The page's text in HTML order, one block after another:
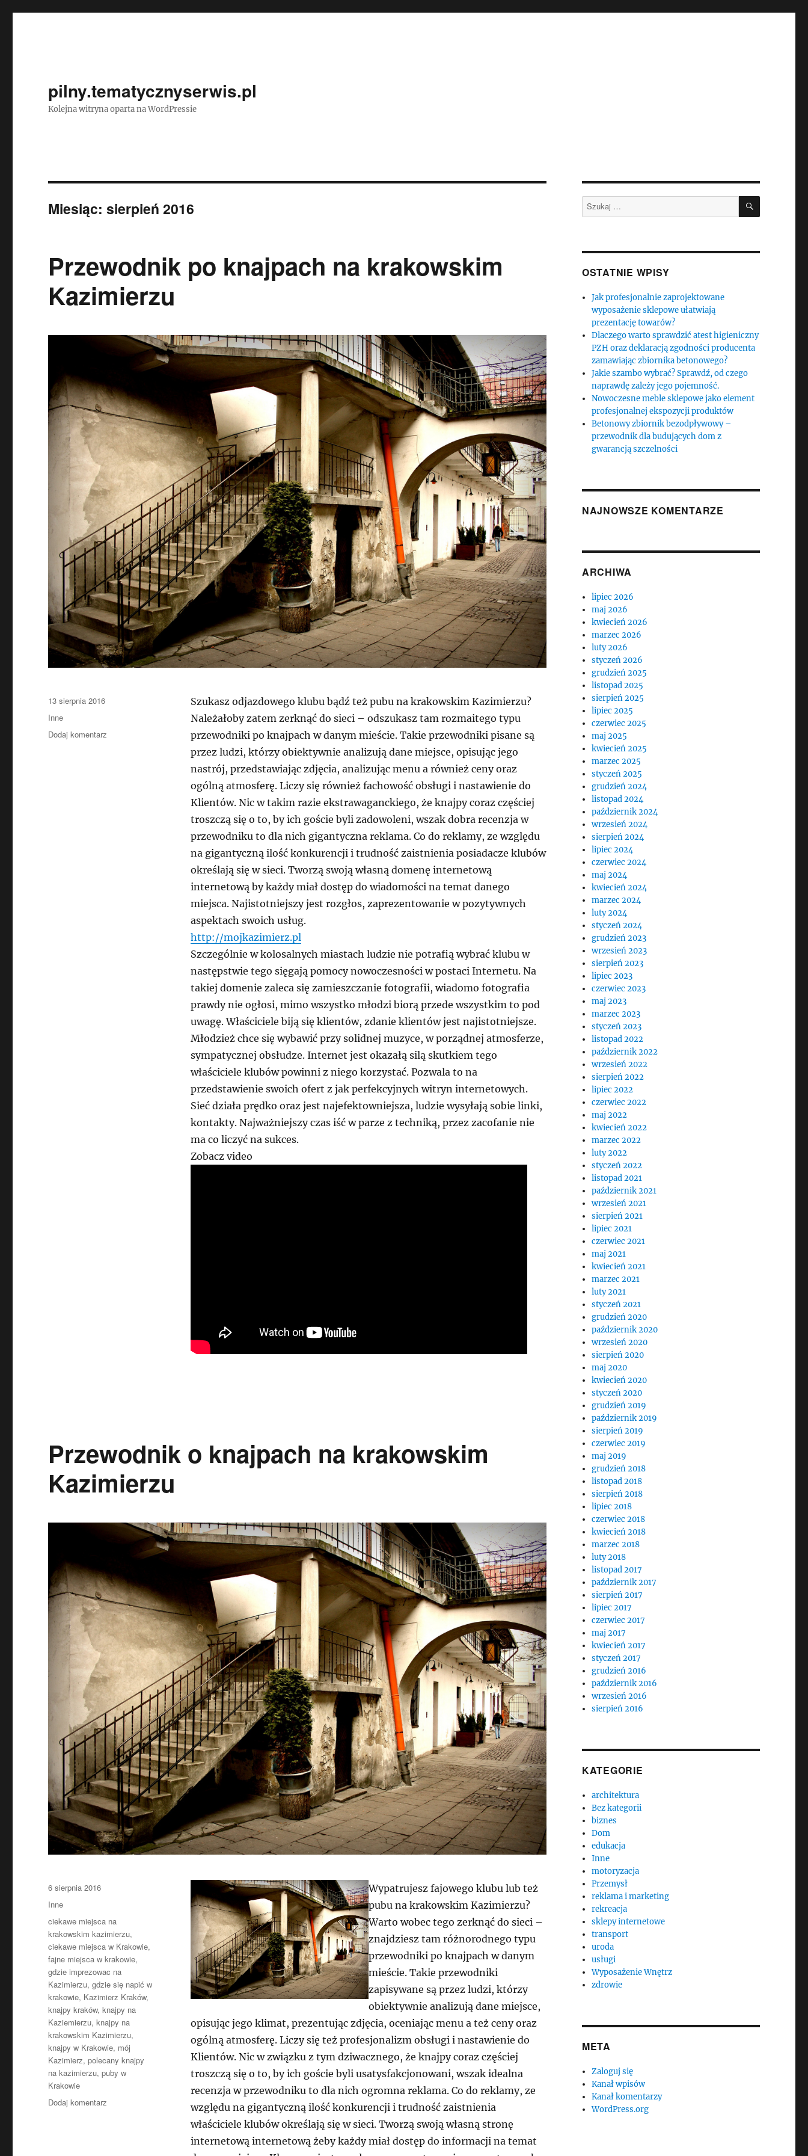
pilny.tematycznyserwis.pl
Kolejna witryna oparta na WordPressie
Miesiąc:sierpień 2016
Przewodnik po knajpach na krakowskim
Kazimierzu
Szukasz odjazdowego klubu bądź też pubu na krakowskim Kazimierzu?
Należałoby zatem zerknąć do sieci – odszukasz tam rozmaitego typu
przewodniki po knajpach w danym mieście. Takie przewodniki pisane są
przez ludzi, którzy obiektywnie analizują dane miejsce, opisując jego
nastrój, przedstawiając zdjęcia, analizując menu a również ceny oraz
ogólną atmosferę. Liczy się również fachowość obsługi i nastawienie do
Klientów. Nic w takim razie ekstrawaganckiego, że knajpy coraz częściej
troszczą się o to, by ich goście byli zadowoleni, wszak dobra recenzja w
przewodniku to dla nich gigantyczna reklama. Co do reklamy, ze względu
na gigantyczną ilość konkurencji i trudność zaistnienia posiadacze klubów
określają się w sieci. Tworzą swoją własną domenę internetową
internetową by każdy miał dostęp do wiadomości na temat danego
miejsca. Najistotniejszy jest rozgłos, zaprezentowanie w pozytywnych
aspektach swoich usług.
http://mojkazimierz.pl
Szczególnie w kolosalnych miastach ludzie nie potrafią wybrać klubu w
następstwie tego sięgają pomocy nowoczesności w postaci Internetu. Na
takiej domenie zaleca się zamieszczanie fotografii, wiadomo fotografia
prawdy nie ogłosi, mimo wszystko młodzi biorą przede wszystkim to pod
uwagę. Właściciele biją się klientów, zdanie klientów jest najistotniejsze.
Młodzież chce się wybawić przy solidnej muzyce, w porządnej atmosferze,
sympatycznej obsłudze. Internet jest okazałą silą skutkiem tego
właściciele klubów powinni z niego korzystać. Pozwala to na
przedstawienie swoich ofert z jak perfekcyjnych witryn internetowych.
Sieć działa prędko oraz jest najefektowniejsza, ludzie wysyłają sobie linki,
kontakty. Najważniejszy czas iść w parze z techniką, przez zacofanie nie
ma co liczyć na sukces.
Zobacz video
Data
publikacji
13 sierpnia 2016
Kategorie
Inne
Dodaj komentarz
Przewodnik o knajpach na krakowskim
Kazimierzu
Wypatrujesz fajowego klubu lub też
pubu na krakowskim Kazimierzu?
Warto wobec tego zerknąć do sieci –
znajdziesz tam różnorodnego typu
przewodniki po knajpach w danym
mieście. Takie przewodniki
zapisywane są przez ludzi, którzy
obiektywnie analizują dane miejsce,
opisując jego klimat, prezentując zdjęcia, oceniając menu a też ceny oraz
ogólną atmosferę. Liczy się też profesjonalizm obsługi i nastawienie do
Klientów. Nic w związku z tym dziwacznego, że knajpy coraz częściej
troszczą się o to, by ich goście byli usatysfakcjonowani, wszak idealna
recenzja w przewodniku to dla nich ogromna reklama. Co do reklamy, ze
względu na gigantyczną ilość konkurencji i trudność zaistnienia
właściciele klubów określają się w sieci. Tworzą swoją własną stronę
internetową internetową żeby każdy miał dostęp do informacji na temat
Data
publikacji
6 sierpnia 2016
Kategorie
Inne
Tagi
ciekawe miejsca na
krakowskim kazimierzu,
ciekawe miejsca w Krakowie,
fajne miejsca w krakowie,
gdzie imprezowac na
Kazimierzu,gdzie się napić w
krakowie, Kazimierz Kraków,
knajpy kraków,knajpy na
Kaziemierzu,knajpy na
krakowskim Kazimierzu,
knajpy w Krakowie, mój
Kazimierz,polecany knajpy
na kazimierzu,puby w
Krakowie
Dodaj komentarz
Szukaj: SZUKAJ
OSTATNIE WPISY
Jak profesjonalnie zaprojektowane
wyposażenie sklepowe ułatwiają
prezentację towarów?
Dlaczego warto sprawdzić atest higieniczny
PZH oraz deklaracją zgodności producenta
zamawiając zbiornika betonowego?
Jakie szambo wybrać? Sprawdź, od czego
naprawdę zależy jego pojemność.
Nowoczesne meble sklepowe jako element
profesjonalnej ekspozycji produktów
Betonowy zbiornik bezodpływowy –
przewodnik dla budujących dom z
gwarancją szczelności
NAJNOWSZE KOMENTARZE
ARCHIWA
lipiec 2026
maj 2026
kwiecień 2026
marzec 2026
luty 2026
styczeń 2026
grudzień 2025
listopad 2025
sierpień 2025
lipiec 2025
czerwiec 2025
maj 2025
kwiecień 2025
marzec 2025
styczeń 2025
grudzień 2024
listopad 2024
październik 2024
wrzesień 2024
sierpień 2024
lipiec 2024
czerwiec 2024
maj 2024
kwiecień 2024
marzec 2024
luty 2024
styczeń 2024
grudzień 2023
wrzesień 2023
sierpień 2023
lipiec 2023
czerwiec 2023
maj 2023
marzec 2023
styczeń 2023
listopad 2022
październik 2022
wrzesień 2022
sierpień 2022
lipiec 2022
czerwiec 2022
maj 2022
kwiecień 2022
marzec 2022
luty 2022
styczeń 2022
listopad 2021
październik 2021
wrzesień 2021
sierpień 2021
lipiec 2021
czerwiec 2021
maj 2021
kwiecień 2021
marzec 2021
luty 2021
styczeń 2021
grudzień 2020
październik 2020
wrzesień 2020
sierpień 2020
maj 2020
kwiecień 2020
styczeń 2020
grudzień 2019
październik 2019
sierpień 2019
czerwiec 2019
maj 2019
grudzień 2018
listopad 2018
sierpień 2018
lipiec 2018
czerwiec 2018
kwiecień 2018
marzec 2018
luty 2018
listopad 2017
październik 2017
sierpień 2017
lipiec 2017
czerwiec 2017
maj 2017
kwiecień 2017
styczeń 2017
grudzień 2016
październik 2016
wrzesień 2016
sierpień 2016
KATEGORIE
architektura
Bez kategorii
biznes
Dom
edukacja
Inne
motoryzacja
Przemysł
reklama i marketing
rekreacja
sklepy internetowe
transport
uroda
usługi
Wyposażenie Wnętrz
zdrowie
META
Zaloguj się
Kanał wpisów
Kanał komentarzy
WordPress.org